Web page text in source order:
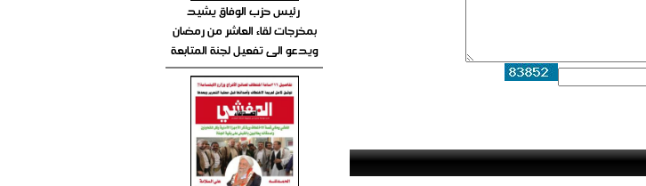
رئيس حزب الوفاق يشيد
بمخرجات لقاء العاشر من رمضان
ويدعو الى تفعيل لجنة المتابعة